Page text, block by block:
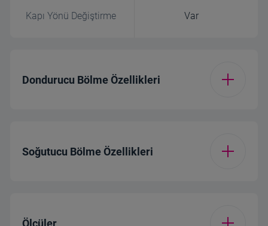
Kapı Yönü Değiştirme Var
Dondurucu Bölme Özellikleri
Soğutucu Bölme Özellikleri
Ölçüler